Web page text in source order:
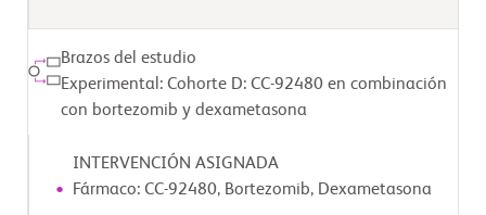
días después de iniciar el tratamiento
             del estudio.
Brazos del estudio
Experimental: Cohorte D: CC-92480 en combinación
con bortezomib y dexametasona
INTERVENCIÓN ASIGNADA
Fármaco: CC-92480, Bortezomib, Dexametasona